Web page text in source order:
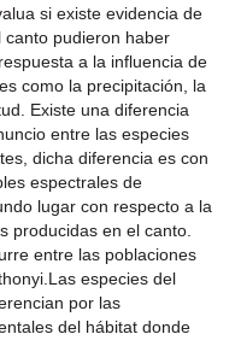
si existe evidencia de
canto pudieron haber
a la influencia de
como la precipitación, la
Existe una diferencia
entre las especies
dicha diferencia es con
espectrales de
lugar con respecto a la
producidas en el canto.
entre las poblaciones
especies del
por las
del hábitat donde